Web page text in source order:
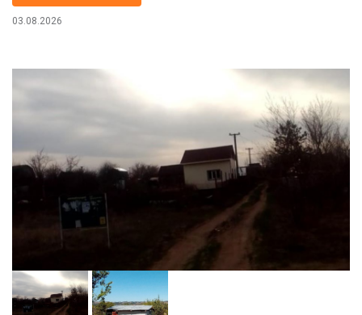
03.08.2026